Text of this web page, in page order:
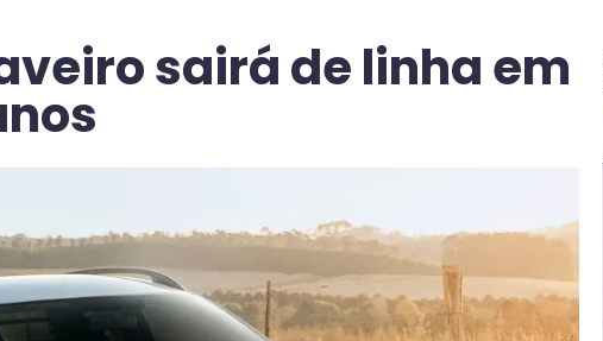
sairá de linha em